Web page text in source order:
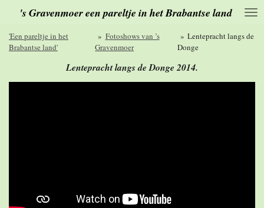
naar
de
's Gravenmoer een pareltje in het Brabantse land
'Een pareltje in het
Brabantse land'
» Fotoshows van ’s
Gravenmoer
» Lentepracht langs de
Donge
Lentepracht langs de Donge 2014.